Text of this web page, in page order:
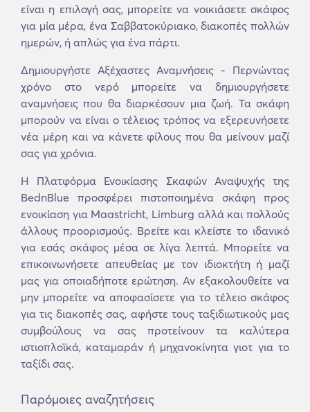
είναι η επιλογή σας, μπορείτε να νοικιάσετε σκάφος
για μία μέρα, ένα Σαββατοκύριακο, διακοπές πολλών
ημερών, ή απλώς για ένα πάρτι.
Δημιουργήστε Αξέχαστες Αναμνήσεις - Περνώντας
χρόνο στο νερό μπορείτε να δημιουργήσετε
αναμνήσεις που θα διαρκέσουν μια ζωή. Τα σκάφη
μπορούν να είναι ο τέλειος τρόπος να εξερευνήσετε
νέα μέρη και να κάνετε φίλους που θα μείνουν μαζί
σας για χρόνια.
Η Πλατφόρμα Ενοικίασης Σκαφών Αναψυχής της
BednBlue προσφέρει πιστοποιημένα σκάφη προς
ενοικίαση για Maastricht, Limburg αλλά και πολλούς
άλλους προορισμούς. Βρείτε και κλείστε το ιδανικό
για εσάς σκάφος μέσα σε λίγα λεπτά. Μπορείτε να
επικοινωνήσετε απευθείας με τον ιδιοκτήτη ή μαζί
μας για οποιαδήποτε ερώτηση. Αν εξακολουθείτε να
μην μπορείτε να αποφασίσετε για το τέλειο σκάφος
για τις διακοπές σας, αφήστε τους ταξιδιωτικούς μας
συμβούλους να σας προτείνουν τα καλύτερα
ιστιοπλοϊκά, καταμαράν ή μηχανοκίνητα γιοτ για το
ταξίδι σας.
Παρόμοιες αναζητήσεις